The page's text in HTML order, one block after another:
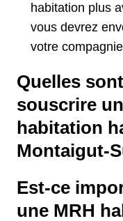
habitation plus
vous devrez
votre
Quelles
souscrire
habitation
Montaigut-
Est-ce
une MRH